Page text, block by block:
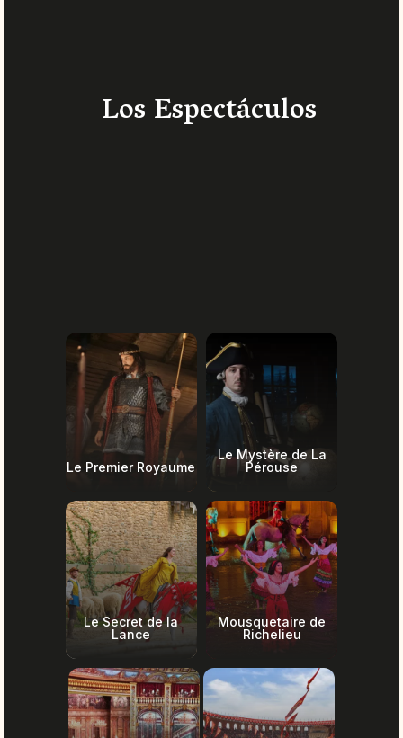
Los Espectáculos
Le Premier Royaume
Le Mystère de La
Pérouse
Le Secret de la
Lance
Mousquetaire de
Richelieu